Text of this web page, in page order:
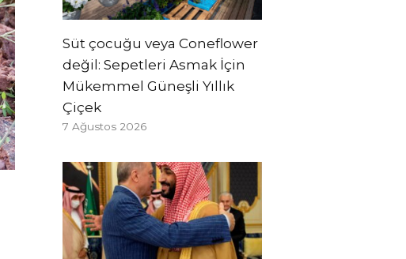
Süt çocuğu veya Coneflower
değil: Sepetleri Asmak İçin
Mükemmel Güneşli Yıllık
Çiçek
7 Ağustos 2026